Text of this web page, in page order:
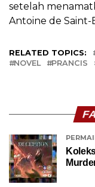
setelah
Antoine de
RELATED TOPICS:
NOVEL
PRANCIS